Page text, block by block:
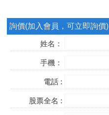
詢價(加入會員，可立即詢價)
姓名：
手機：
電話 :
股票全名 :